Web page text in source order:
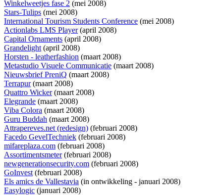
Winkelweetjes fase 2 (mei 2008)
Stars-Tulips (mei 2008)
International Tourism Students Conference (mei 2008)
Actionlabs LMS Player(april 2008)
Capital Ornaments (april 2008)
Grandelight(april 2008)
Horsten - leatherfashion (maart 2008)
Metastudio Visuele Communicatie (maart 2008)
Nieuwsbrief PreniQ (maart 2008)
Terrapur(maart 2008)
Quattro Wicker(maart 2008)
Elegrande (maart 2008)
Viba Colora (maart 2008)
Guru Buddah (maart 2008)
Attrapereves.net (redesign) (februari 2008)
Facedo GevelTechniek (februari 2008)
mifareplaza.com (februari 2008)
Assortimentsmeter(februari 2008)
newgenerationsecurity.com (februari 2008)
GoInvest(februari 2008)
Els amics de Vallestavia (in ontwikkeling - januari 2008)
Easylogic (januari 2008)